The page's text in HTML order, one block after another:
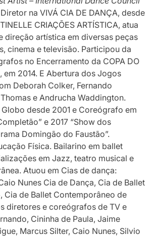
na VIVÁ CIA DE DANÇA, desde
CRIAÇÕES ARTÍSTICA, atua
direção artística em diversas peças
cinema e televisão. Participou da
no Encerramento da COPA DO
em 2014. E Abertura dos Jogos
Deborah Colker, Fernando
e Andrucha Waddington.
Globo desde 2001 e Coreógrafo em
e 2017 “Show dos
Domingão do Faustão”.
Física. Bailarino em ballet
em Jazz, teatro musical e
Atuou em Cias de dança:
Nunes Cia de Dança, Cia de Ballet
Cia de Ballet Contemporâneo de
diretores e coreógrafos de TV e
Cininha de Paula, Jaime
Marcus Silter, Caio Nunes, Silvio